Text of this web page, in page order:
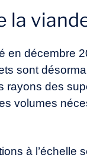
la
en décembre
sont
rayons des
volumes
à l’échelle